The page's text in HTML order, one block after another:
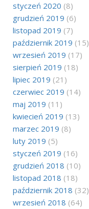
styczeń 2020 (8)
grudzień 2019 (6)
listopad 2019 (7)
październik 2019 (15)
wrzesień 2019 (17)
sierpień 2019 (18)
lipiec 2019 (21)
czerwiec 2019 (14)
maj 2019 (11)
kwiecień 2019 (13)
marzec 2019 (8)
luty 2019 (5)
styczeń 2019 (16)
grudzień 2018 (10)
listopad 2018 (18)
październik 2018 (32)
wrzesień 2018 (64)